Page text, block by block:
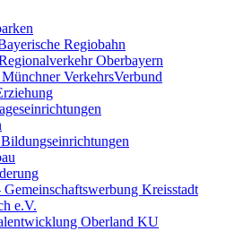
Regiobahn
Oberbayern
VerkehrsVerbund
Kreisstadt
e.V.
Oberland KU